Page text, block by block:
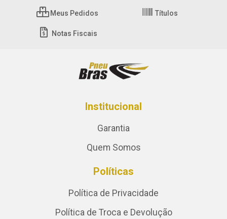
Meus Pedidos Títulos
Notas Fiscais
Institucional
Garantia
Quem Somos
Políticas
Política de Privacidade
Política de Troca e Devolução